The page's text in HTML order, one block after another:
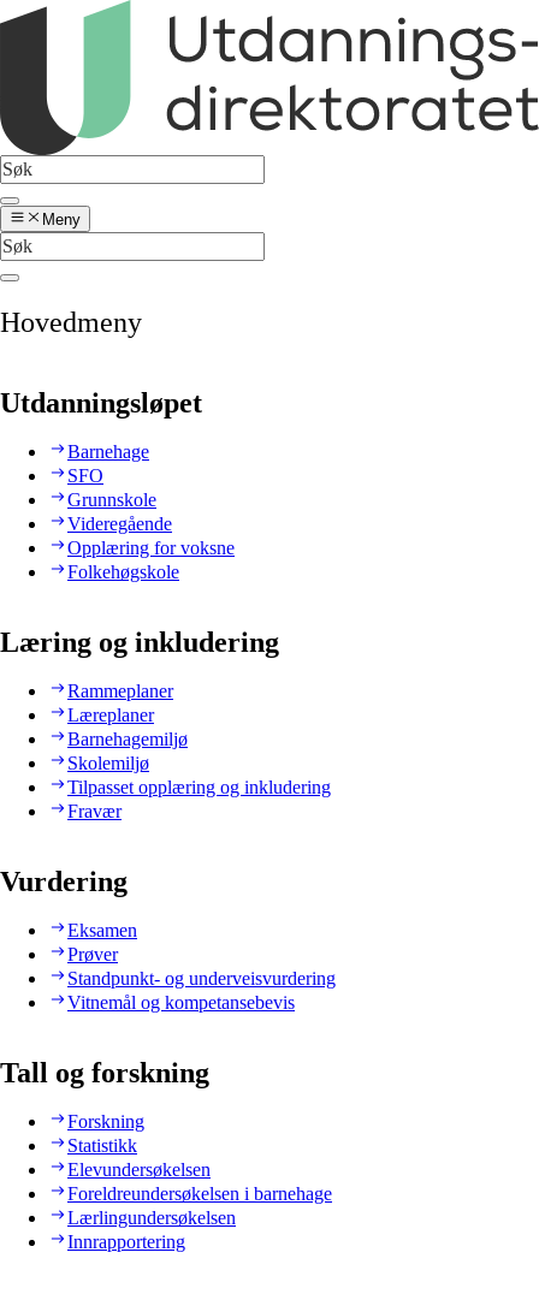
Meny
Hovedmeny
Utdanningsløpet
Barnehage
SFO
Grunnskole
Videregående
Opplæring for voksne
Folkehøgskole
Læring og inkludering
Rammeplaner
Læreplaner
Barnehagemiljø
Skolemiljø
Tilpasset opplæring og inkludering
Fravær
Vurdering
Eksamen
Prøver
Standpunkt- og underveisvurdering
Vitnemål og kompetansebevis
Tall og forskning
Forskning
Statistikk
Elevundersøkelsen
Foreldreundersøkelsen i barnehage
Lærlingundersøkelsen
Innrapportering